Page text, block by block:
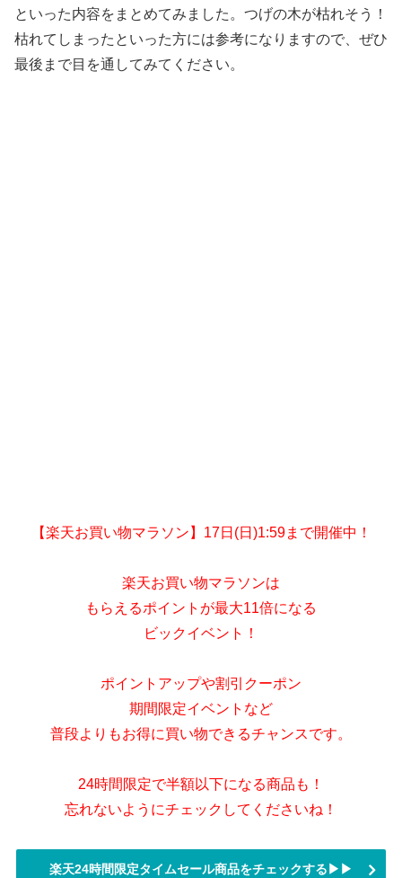
といった内容をまとめてみました。つげの木が枯れそう！
枯れてしまったといった方には参考になりますので、ぜひ
最後まで目を通してみてください。
【楽天お買い物マラソン】17日(日)1:59まで開催中！
楽天お買い物マラソンは
もらえるポイントが最大11倍になる
ビックイベント！
ポイントアップや割引クーポン
期間限定イベントなど
普段よりもお得に買い物できるチャンスです。
24時間限定で半額以下になる商品も！
忘れないようにチェックしてくださいね！
楽天24時間限定タイムセール商品をチェックする▶▶